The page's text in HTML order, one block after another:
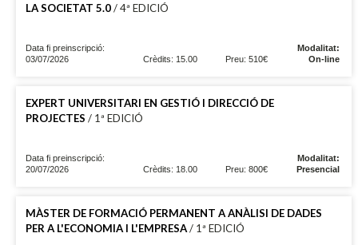
LA SOCIETAT 5.0/ 4ª EDICIÓ
Data fi preinscripció:
03/07/2026
Crèdits: 15.00 Preu: 510€
Modalitat:
On-line
EXPERT UNIVERSITARI EN GESTIÓ I DIRECCIÓ DE
PROJECTES / 1ª EDICIÓ
Data fi preinscripció:
20/07/2026
Crèdits: 18.00 Preu: 800€
Modalitat:
Presencial
MÀSTER DE FORMACIÓ PERMANENT A ANÀLISI DE DADES
PER A L'ECONOMIA I L'EMPRESA/ 1ª EDICIÓ